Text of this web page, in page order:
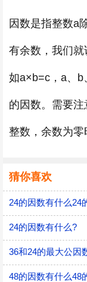
因数是指整数a
有余数，我们
如a×b=c，a、b
的因数。需要
整数，余数为零
猜你喜欢
24的因数有什么24
24的因数有什么?
36和24的最大公因
48的因数有什么48